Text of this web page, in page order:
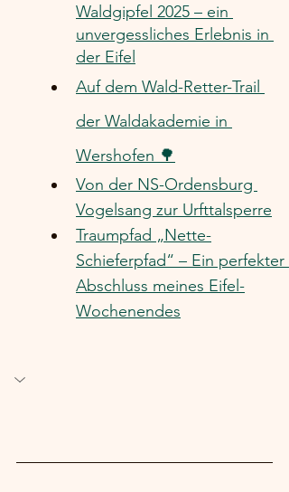
Waldgipfel 2025 – ein
unvergessliches Erlebnis in
der Eifel
Auf dem Wald-Retter-Trail
der Waldakademie in
Wershofen 🌳
Von der NS-Ordensburg
Vogelsang zur Urfttalsperre
Traumpfad „Nette-
Schieferpfad“ – Ein perfekter
Abschluss meines Eifel-
Wochenendes